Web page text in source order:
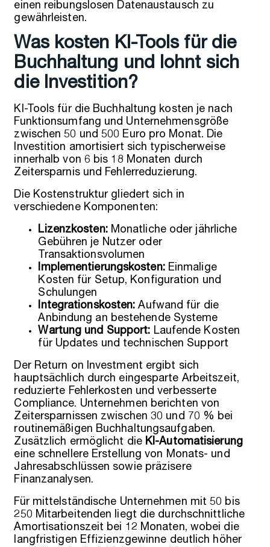
einen reibungslosen Datenaustausch zu
gewährleisten.
Was kosten KI-Tools für die
Buchhaltung und lohnt sich
die Investition?
KI-Tools für die Buchhaltung kosten je nach
Funktionsumfang und Unternehmensgröße
zwischen 50 und 500 Euro pro Monat. Die
Investition amortisiert sich typischerweise
innerhalb von 6 bis 18 Monaten durch
Zeitersparnis und Fehlerreduzierung.
Die Kostenstruktur gliedert sich in
verschiedene Komponenten:
Lizenzkosten:Monatliche oder jährliche
Gebühren je Nutzer oder
Transaktionsvolumen
Implementierungskosten:Einmalige
Kosten für Setup, Konfiguration und
Schulungen
Integrationskosten: Aufwand für die
Anbindung an bestehende Systeme
Wartung und Support: Laufende Kosten
für Updates und technischen Support
Der Return on Investment ergibt sich
hauptsächlich durch eingesparte Arbeitszeit,
reduzierte Fehlerkosten und verbesserte
Compliance. Unternehmen berichten von
Zeitersparnissen zwischen 30 und 70 % bei
routinemäßigen Buchhaltungsaufgaben.
Zusätzlich ermöglicht die KI-Automatisierung
eine schnellere Erstellung von Monats- und
Jahresabschlüssen sowie präzisere
Finanzanalysen.
Für mittelständische Unternehmen mit 50 bis
250 Mitarbeitenden liegt die durchschnittliche
Amortisationszeit bei 12 Monaten, wobei die
langfristigen Effizienzgewinne deutlich höher